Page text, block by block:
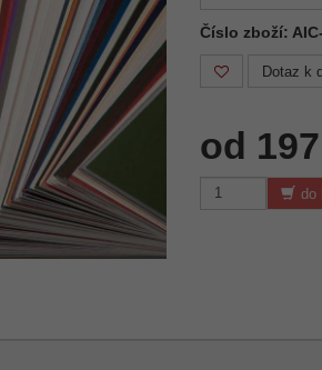
Číslo zboží:
Dotaz k
od
do